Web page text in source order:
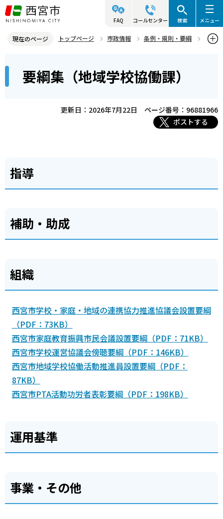
こ
の
ジ
先
FAQ コールセンター 検索 メニュー
現在のページ トップページ 市政情報
条例・規則・要綱
こ
要綱集（地域学校協働課）
更新日：2026年7月22日
ページ番号：96881966
ポストする
指導
補助・助成
組織
西宮市学校・家庭・地域の連携協力推進協議会設置要綱
（PDF：73KB）
西宮市家庭教育振興市民会議設置要綱（PDF：71KB）
西宮市学校運営協議会傍聴要綱（PDF：146KB）
西宮市地域学校協働活動推進員設置要綱（PDF：
87KB）
西宮市PTA活動功労者表彰要綱（PDF：198KB）
運用基準
事業・その他